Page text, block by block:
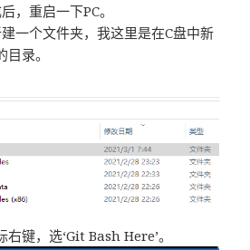
，重启一下PC。
一个文件夹，我这里是在C盘中新
目录。
右键，选‘Git Bash Here’。